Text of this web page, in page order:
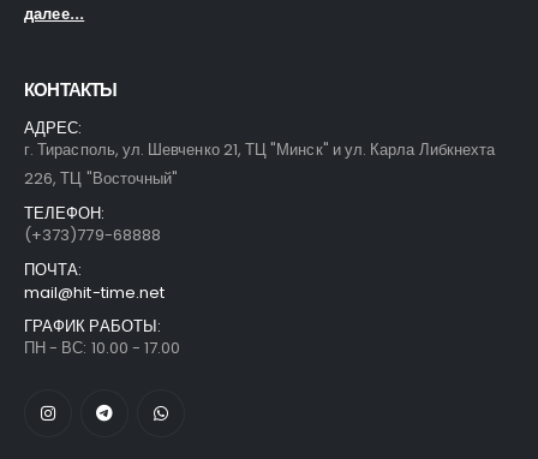
далее...
КОНТАКТЫ
АДРЕС:
г. Тирасполь, ул. Шевченко 21, ТЦ "Минск" и ул. Карла Либкнехта
226, ТЦ "Восточный"
ТЕЛЕФОН:
(+373)779-68888
ПОЧТА:
mail@hit-time.net
ГРАФИК РАБОТЫ:
ПН - ВС: 10.00 - 17.00